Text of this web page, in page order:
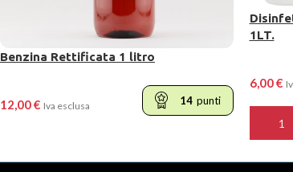
Benzina Rettificata 1 litro
12,00€ Iva esclusa 14 punti
1LT.
6,00€